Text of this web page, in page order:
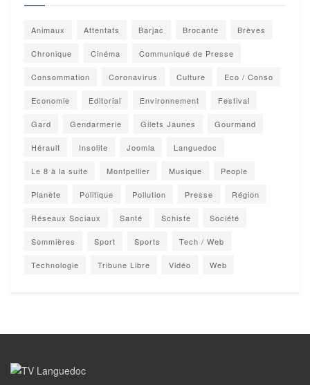
Animaux Attentats Barjac Brocante Brèves
Chronique Cinéma Communiqué de Presse
Consommation Coronavirus Culture Eco / Conso
Economie Editorial Environnement Festival
Gard Gendarmerie Gilets Jaunes Gourmand
Hérault Insolite Joomla Languedoc
Le 8 à la suite Montpellier Musique People
Planète Politique Pollution Presse Région
Réseaux Sociaux Santé Schiste Société
Sommières Sport Sports Tech / Web
Technologie Tribune Libre Vidéo Web